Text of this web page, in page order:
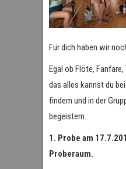
Für dich haben wir
Egal ob Flöte,
das alles kannst du
findem und in der
begeistern.
1. Probe am
Proberaum.